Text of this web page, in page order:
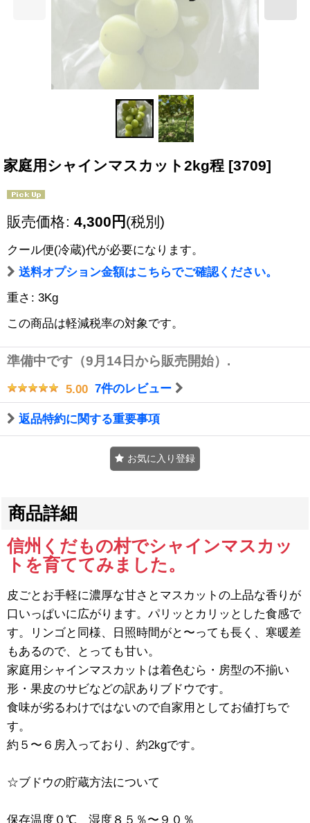
家庭用シャインマスカット2kg程 [3709]
販売価格: 4,300 円 (税別)
クール便(冷蔵)代が必要になります。
送料オプション金額はこちらでご確認ください。
重さ : 3Kg
この商品は軽減税率の対象です。
準備中です（9月14日から販売開始）.
5.00 7件のレビュー
返品特約に関する重要事項
お気に入り登録
商品詳細
信州くだもの村でシャインマスカッ
トを育ててみました。
皮ごとお手軽に濃厚な甘さとマスカットの上品な香りが
口いっぱいに広がります。パリッとカリッとした食感で
す。リンゴと同様、日照時間がと〜っても長く、寒暖差
もあるので、とっても甘い。
家庭用シャインマスカットは着色むら・房型の不揃い
形・果皮のサビなどの訳ありブドウです。
食味が劣るわけではないので自家用としてお値打ちで
す。
約５〜６房入っており、約2kgです。
☆ブドウの貯蔵方法について
保存温度０℃ 湿度８５％〜９０％